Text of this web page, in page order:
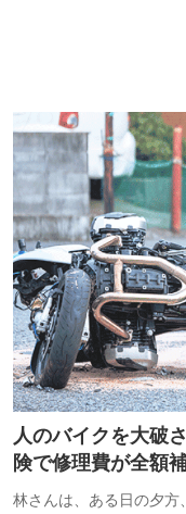
人のバイクを大破
険で修理費が全額
林さんは、ある日の夕方